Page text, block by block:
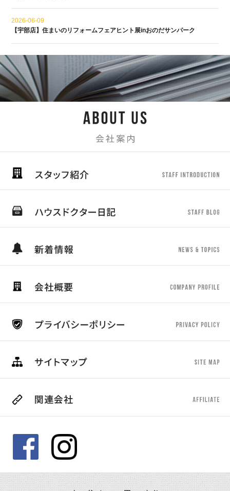
2026-06-09
【宇部店】住まいのリフォームフェアヒント展inおのだサンパーク